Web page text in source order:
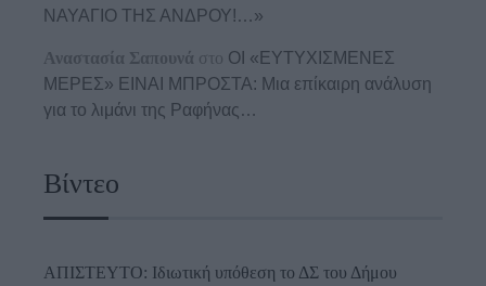
ΝΑΥΑΓΙΟ ΤΗΣ ΑΝΔΡΟΥ!…»
Αναστασία Σαπουνά στο ΟΙ «ΕΥΤΥΧΙΣΜΕΝΕΣ
ΜΕΡΕΣ» ΕΙΝΑΙ ΜΠΡΟΣΤΑ: Μια επίκαιρη ανάλυση
για το λιμάνι της Ραφήνας…
Βίντεο
ΑΠΙΣΤΕΥΤΟ: Ιδιωτική υπόθεση το ΔΣ του Δήμου